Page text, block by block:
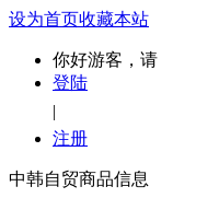
设为首页收藏本站
你好游客，请
登陆
|
注册
中韩自贸商品信息